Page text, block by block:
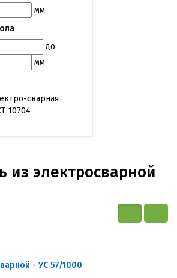
мм
до
мм
сварная
10704
из электросварной
- УС 57/1000